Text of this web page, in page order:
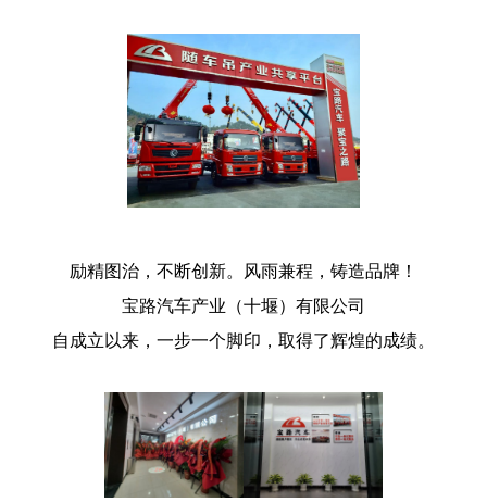
励精图治，不断创新。风雨兼程，铸造品牌！
宝路汽车产业（十堰）有限公司
自成立以来，一步一个脚印，取得了辉煌的成绩。